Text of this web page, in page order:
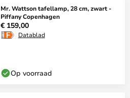
Mr. Wattson tafellamp, 28 cm, zwart -
Piffany Copenhagen
€ 159,00
Datablad
Op voorraad